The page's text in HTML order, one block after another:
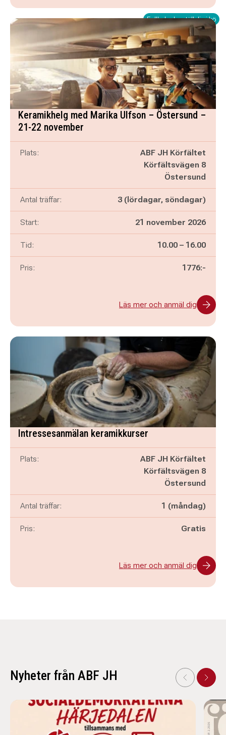
Fullbokad – ställ dig i kö
Keramikhelg med Marika Ulfson – Östersund –
21-22 november
Plats:
ABF JH Körfältet
Körfältsvägen 8
Östersund
Antal träffar: 3 (lördagar, söndagar)
Start: 21 november 2026
Tid: Pågår mellan
10.00 – och
16.00
Pris: 1776:-
Läs mer och anmäl dig
Intressesanmälan keramikkurser
Plats:
ABF JH Körfältet
Körfältsvägen 8
Östersund
Antal träffar: 1 (måndag)
Pris: Gratis
Läs mer och anmäl dig
Nyheter från ABF JH